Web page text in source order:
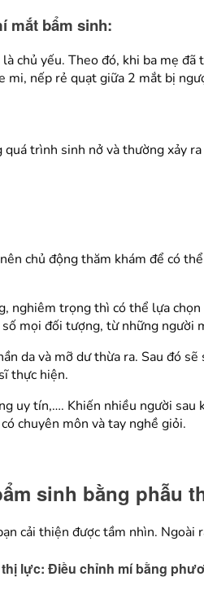
mắt bẩm sinh:
chủ yếu. Theo đó, khi ba mẹ
mi, nếp rẻ quạt giữa 2 mắt bị
trình sinh nở và thường xảy
chủ động thăm khám để có
nghiêm trọng thì có thể lựa
mọi đối tượng, từ những người
da và mỡ dư thừa ra. Sau đó
thực hiện.
uy tín,…. Khiến nhiều người
chuyên môn và tay nghề giỏi.
sinh bằng phẫu
cải thiện được tầm nhìn.
lực: Điều chỉnh mí bằng